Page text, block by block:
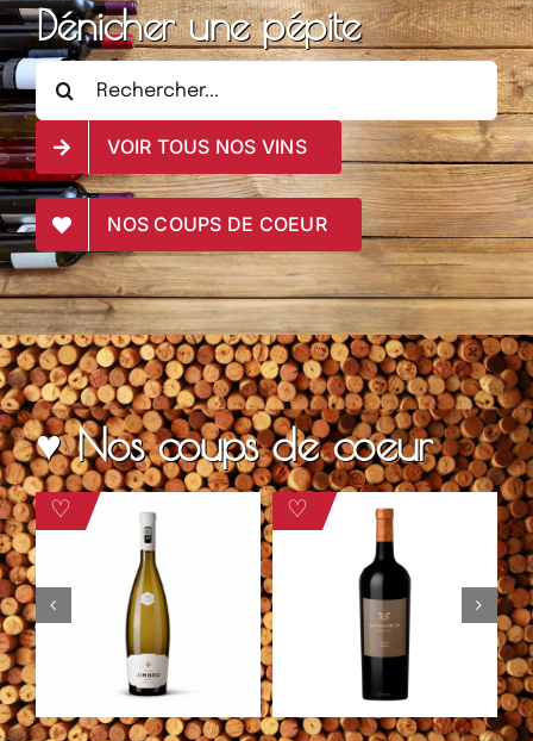
Dénicher une pépite
Rechercher:
VOIR TOUS NOS VINS
NOS COUPS DE COEUR
♥ Nos coups de coeur
♡ ♡